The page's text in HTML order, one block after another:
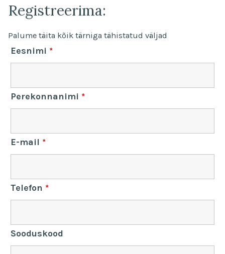
Registreerima:
Palume täita kõik tärniga tähistatud väljad
Eesnimi *
Perekonnanimi *
E-mail *
Telefon *
Sooduskood